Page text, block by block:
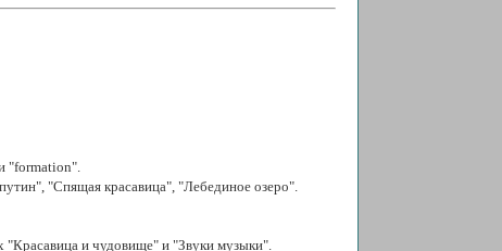
"formation".
"Спящая красавица", "Лебединое озеро".
"Красавица и чудовище" и "Звуки музыки".